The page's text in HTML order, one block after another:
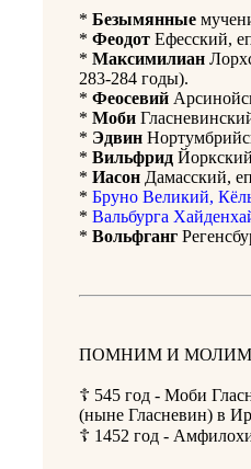
* Безымянные
* Феодот Ефесский,
* Максимилиан
283-284 годы).
* Феосевий
* Моби
* Эдвин
* Вильфрид
* Иасон Дамасский,
* Бруно Великий,
* Вальбурга
* Вольфганг
ПОМНИМ И
☦ 545 год - Моби
(ныне Гласневин) в
☦ 1452 год -